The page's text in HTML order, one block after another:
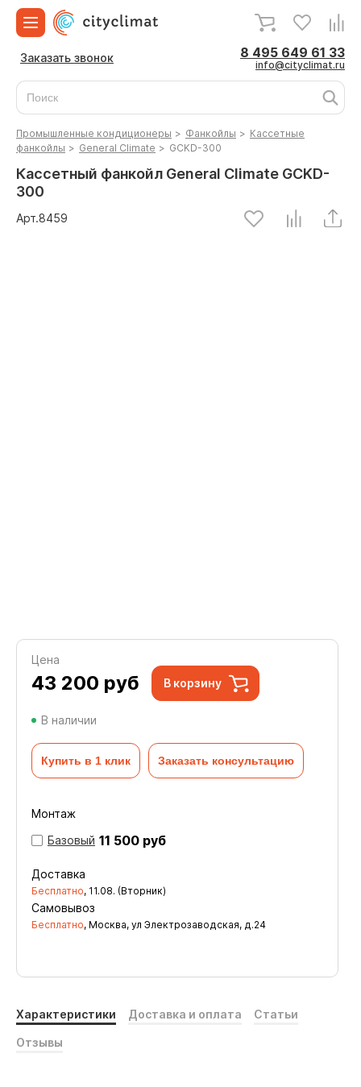
Заказать звонок 8 495 649 61 33
info@cityclimat.ru
Промышленные кондиционеры > Фанкойлы > Кассетные
фанкойлы > General Climate > GCKD-300
Кассетный фанкойл General Climate GCKD-
300
Арт.8459
Цена
43 200 руб В корзину
В наличии
Купить в 1 клик Заказать консультацию
Монтаж
Базовый 11 500 руб
Доставка
Бесплатно, 11.08. (Вторник)
Самовывоз
Бесплатно, Москва, ул Электрозаводская, д.24
Характеристики Доставка и оплата Статьи
Отзывы